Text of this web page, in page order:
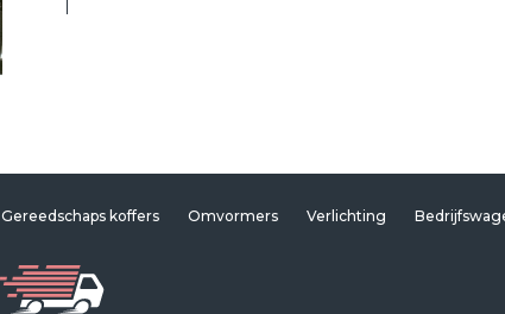
Gereedschaps koffers Omvormers Verlichting